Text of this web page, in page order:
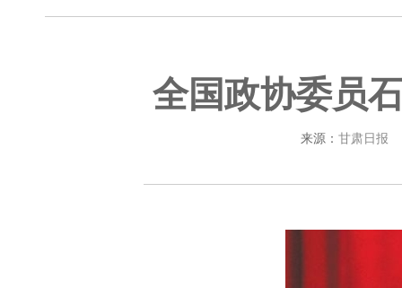
全国政协委员
来源： 甘肃日报